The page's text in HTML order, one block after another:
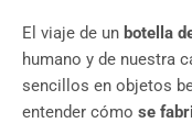
El viaje de un botella
humano y de nuestra
sencillos en objetos
entender cómo se